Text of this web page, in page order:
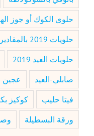
حلوى الكوك أو جوز
حلويات 2019 بالمقادير سهلة
حلويات العيد 2019
صابلي-العيد
عجين
فيتا حليب
كوكيز
ورقة البسطيلة